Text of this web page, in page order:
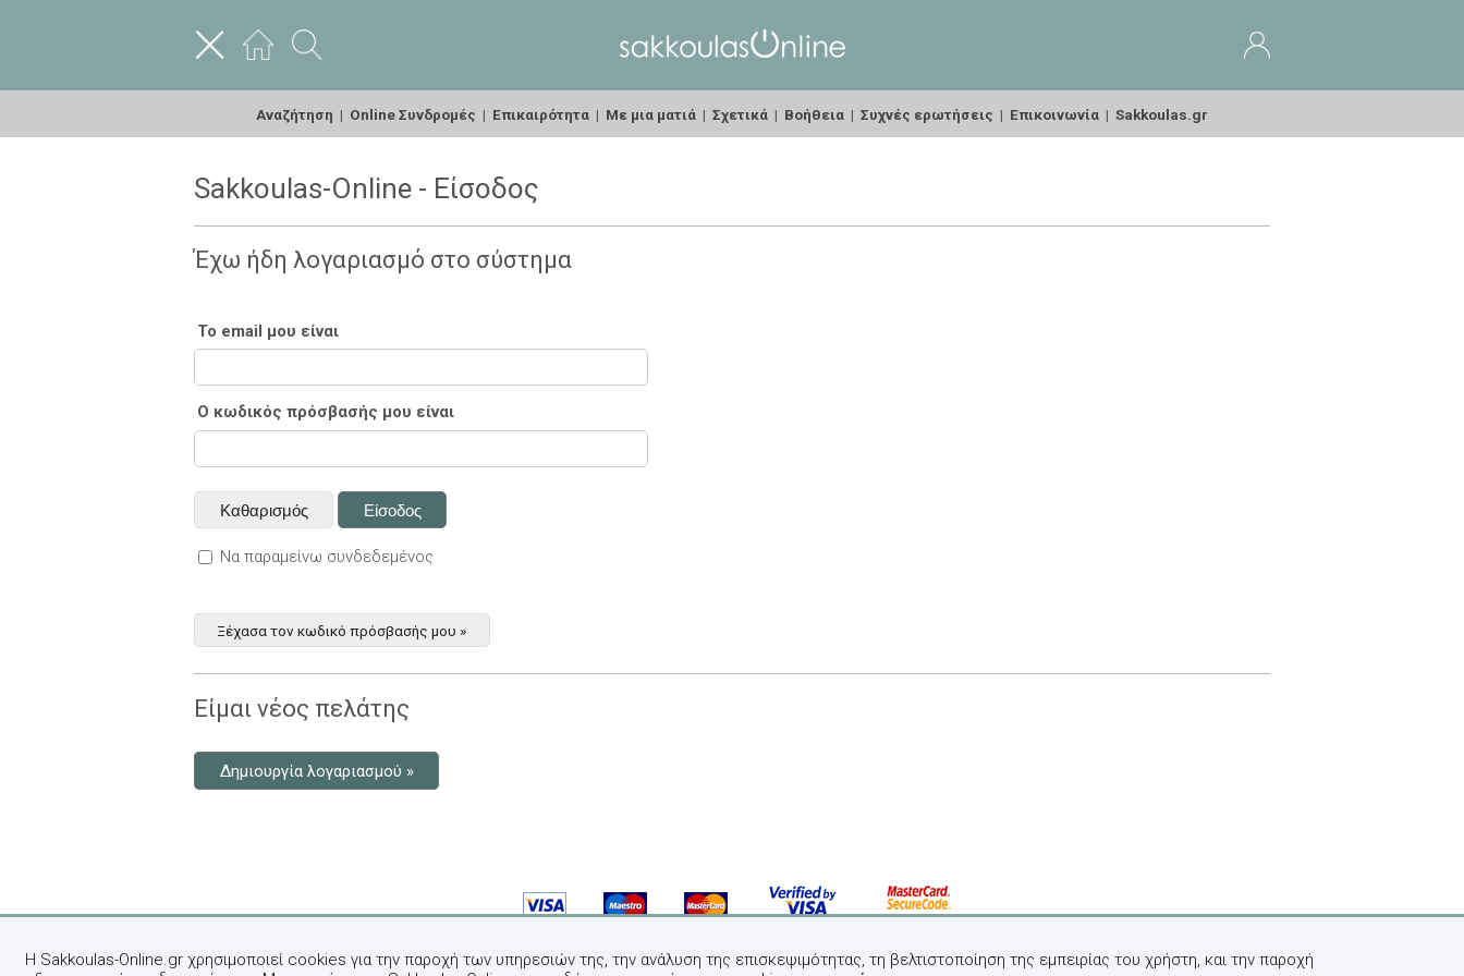
Αναζήτηση | Online Συνδρομές | Επικαιρότητα | Με μια ματιά | Σχετικά | Βοήθεια | Συχνές ερωτήσεις | Επικοινωνία | Sakkoulas.gr
Sakkoulas-Online - Είσοδος
Έχω ήδη λογαριασμό στο σύστημα
Το email μου είναι
Ο κωδικός πρόσβασής μου είναι
Να παραμείνω συνδεδεμένος
Ξέχασα τον κωδικό πρόσβασής μου »
Είμαι νέος πελάτης
Δημιουργία λογαριασμού »
Η Sakkoulas-Online.gr χρησιμοποιεί cookies για την παροχή των υπηρεσιών της, την ανάλυση της επισκεψιμότητας, τη βελτιστοποίηση της εμπειρίας του χρήστη, και την παροχή